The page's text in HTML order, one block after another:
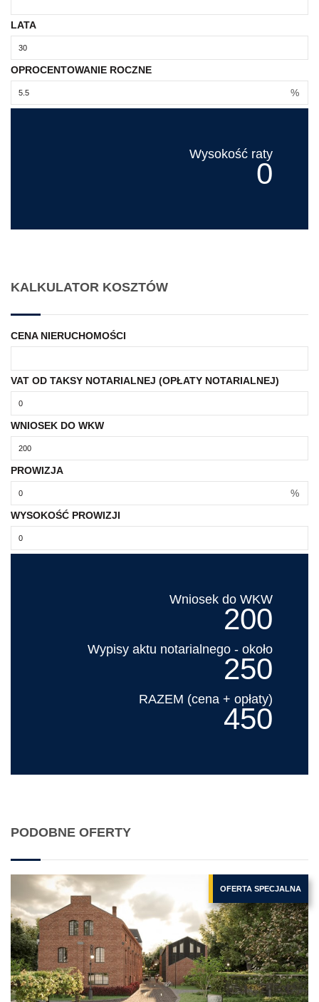
LATA
OPROCENTOWANIE ROCZNE
%
Wysokość raty
0
KALKULATOR KOSZTÓW
CENA NIERUCHOMOŚCI
VAT OD TAKSY NOTARIALNEJ (OPŁATY NOTARIALNEJ)
WNIOSEK DO WKW
PROWIZJA
%
WYSOKOŚĆ PROWIZJI
Wniosek do WKW
200
Wypisy aktu notarialnego - około
250
RAZEM (cena + opłaty)
450
PODOBNE OFERTY
OFERTA SPECJALNA